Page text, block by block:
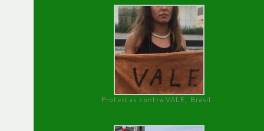
Protestas contra VALE, Brasil